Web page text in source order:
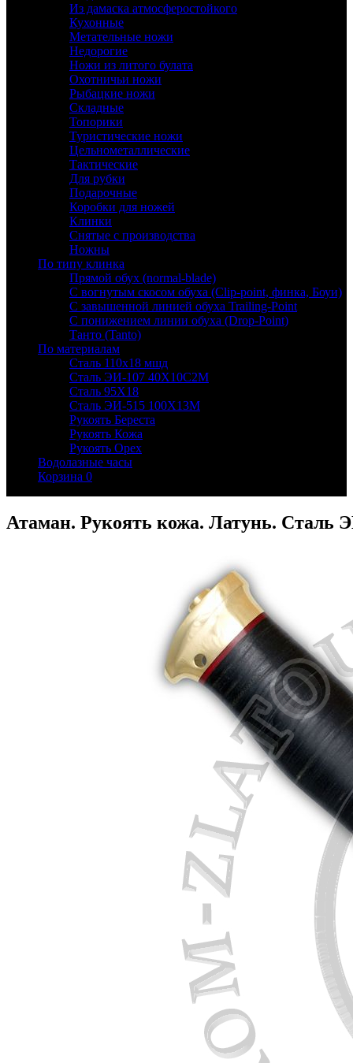
Из дамаска атмосферостойкого
Кухонные
Метательные ножи
Недорогие
Ножи из литого булата
Охотничьи ножи
Рыбацкие ножи
Складные
Топорики
Туристические ножи
Цельнометаллические
Тактические
Для рубки
Подарочные
Коробки для ножей
Клинки
Снятые с производства
Ножны
По типу клинка
Прямой обух (normal-blade)
С вогнутым скосом обуха (Clip-point, финка, Боуи)
С завышенной линией обуха Trailing-Point
С понижением линии обуха (Drop-Point)
Танто (Tanto)
По материалам
Сталь 110х18 мшд
Сталь ЭИ-107 40Х10С2М
Сталь 95Х18
Сталь ЭИ-515 100Х13М
Рукоять Береста
Рукоять Кожа
Рукоять Орех
Водолазные часы
Корзина 0
Атаман. Рукоять кожа. Латунь. Сталь